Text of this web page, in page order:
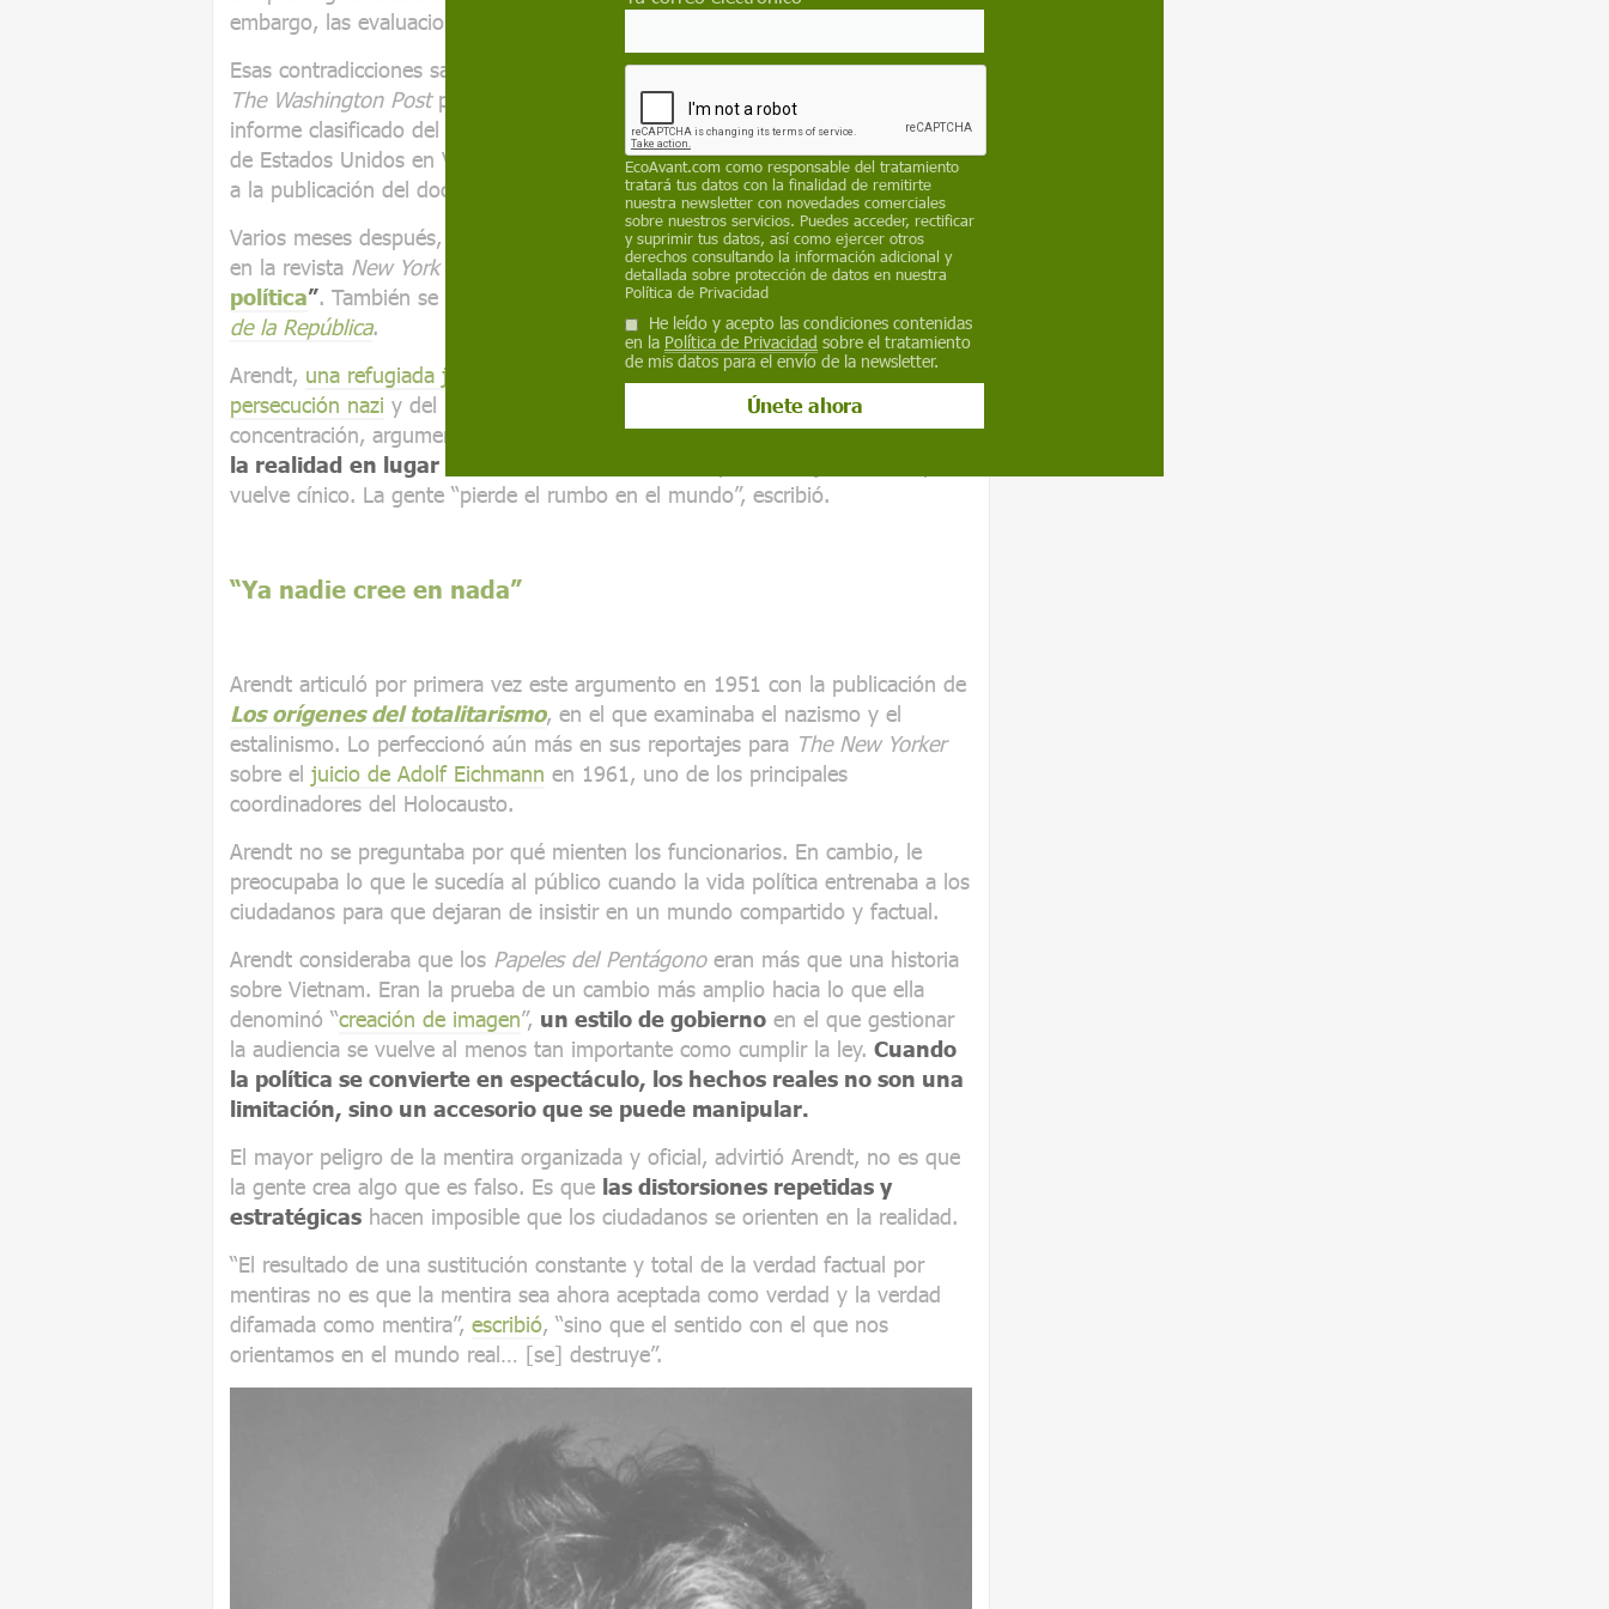
embargo, las evaluaciones internas describían un agotador estancamiento.
Esas contradicciones salieron a la luz en 1971, cuandoThe New York Timesy
The Washington Postpublicaron los llamados “Papeles del Pentágono”
informe clasificado del Departamento de Defensa sobre la toma de decisiones
de Estados Unidos en Vietnam. La
administración Nixonse opuso ferozmente
a la publicación del documento.
Varios meses después, la filósofa política
Hannah Arendtpublicó un ensayo
en la revista New York Review of Books titulado“La mentira en la
política”. También se reimprimió en una colección de ensayos titulada
de la República.
Arendt, una refugiada judía que huyó de Alemania en 1933 para escapar de la
persecución nazi y del riesgo muy real de ser deportada a un campo de
concentración, argumentó que
cuando los gobiernos tratan de controlar
la realidad en lugar de informar sobre ella
vuelve cínico. La gente “pierde el rumbo en el mundo”, escribió.
“Ya nadie cree en nada”
Arendt articuló por primera vez este argumento en 1951 con la publicación de
Los orígenes del totalitarismo, en el que examinaba el nazismo y el
estalinismo. Lo perfeccionó aún más en sus reportajes para The New Yorker
sobre el juicio de Adolf Eichmann en 1961, uno de los principales
coordinadores del Holocausto.
Arendt no se preguntaba por qué mienten los funcionarios. En cambio, le
preocupaba lo que le sucedía al público cuando la vida política entrenaba a los
ciudadanos para que dejaran de insistir en un mundo compartido y factual.
Arendt consideraba que los Papeles del Pentágonoeran más que una historia
sobre Vietnam. Eran la prueba de un cambio más amplio hacia lo que ella
denominó “creación de imagen”, un estilo de gobierno en el que gestionar
la audiencia se vuelve al menos tan importante como cumplir la ley. Cuando
la política se convierte en espectáculo, los hechos reales no son una
limitación, sino un accesorio que se puede manipular.
El mayor peligro de la mentira organizada y oficial, advirtió Arendt, no es que
la gente crea algo que es falso. Es que las distorsiones repetidas y
estratégicas hacen imposible que los ciudadanos se orienten en la realidad.
“El resultado de una sustitución constante y total de la verdad factual por
mentiras no es que la mentira sea ahora aceptada como verdad y la verdad
difamada como mentira”, escribió, “sino que el sentido con el que nos
orientamos en el mundo real… [se] destruye”.
EcoAvant.com como responsable del tratamiento
tratará tus datos con la finalidad de remitirte
nuestra newsletter con novedades comerciales
sobre nuestros servicios. Puedes acceder, rectificar
y suprimir tus datos, así como ejercer otros
derechos consultando la información adicional y
detallada sobre protección de datos en nuestra
Política de Privacidad
He leído y acepto las condiciones contenidas
en la Política de Privacidad sobre el tratamiento
de mis datos para el envío de la newsletter.